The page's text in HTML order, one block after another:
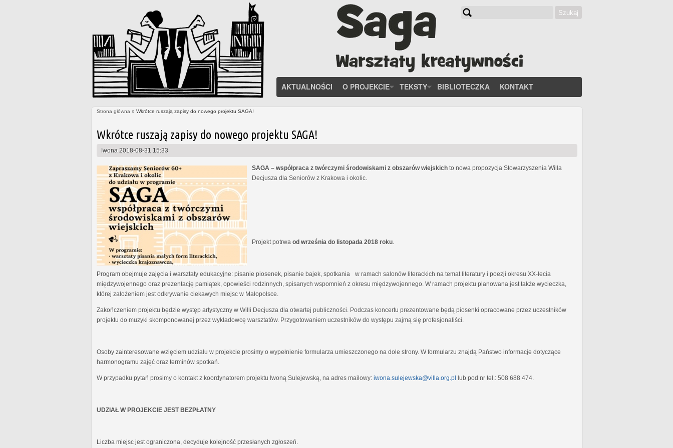
Szukaj
AKTUALNOŚCI O PROJEKCIE TEKSTY BIBLIOTECZKA KONTAKT
Strona główna » Wkrótce ruszają zapisy do nowego projektu SAGA!
Wkrótce ruszają zapisy do nowego projektu SAGA!
Iwona 2018-08-31 15:33
SAGA – współpraca z twórczymi środowiskami z obszarów wiejskich to nowa propozycja Stowarzyszenia Willa
Decjusza dla Seniorów z Krakowa i okolic.
Projekt potrwa od września do listopada 2018 roku
Program obejmuje zajęcia i warsztaty edukacyjne: pisanie piosenek, pisanie bajek, spotkania w ramach salonów literackich na temat literatury i poezji okresu XX-lecia
międzywojennego oraz prezentację pamiątek, opowieści rodzinnych, spisanych wspomnień z okresu międzywojennego. W ramach projektu planowana jest także wycieczka,
której założeniem jest odkrywanie ciekawych miejsc w Małopolsce.
Zakończeniem projektu będzie występ artystyczny w Willi Decjusza dla otwartej publiczności. Podczas koncertu prezentowane będą piosenki opracowane przez uczestników
projektu do muzyki skomponowanej przez wykładowcę warsztatów. Przygotowaniem uczestników do występu zajmą się profesjonaliści.
Osoby zainteresowane wzięciem udziału w projekcie prosimy o wypełnienie formularza umieszczonego na dole strony. W formularzu znajdą Państwo informacje dotyczące
harmonogramu zajęć oraz terminów spotkań.
W przypadku pytań prosimy o kontakt z koordynatorem projektu Iwoną Sulejewską, na adres mailowy: iwona.sulejewska@villa.org.pl lub pod nr tel.: 508 688 474.
UDZIAŁ W PROJEKCIE JEST BEZPŁATNY
Liczba miejsc jest ograniczona, decyduje kolejność przesłanych zgłoszeń.